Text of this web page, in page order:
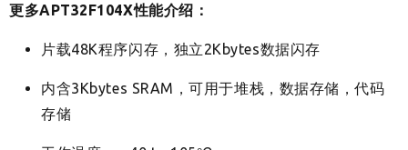
更多APT32F104X性能介绍：
片载48K程序闪存，独立2Kbytes数据闪存
内含3Kbytes SRAM，可用于堆栈，数据存储，代码
存储